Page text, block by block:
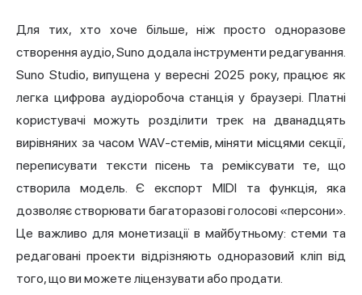
Для тих, хто хоче більше, ніж просто одноразове
створення аудіо, Suno додала інструменти редагування.
Suno Studio, випущена у вересні 2025 року, працює як
легка цифрова аудіоробоча станція у браузері. Платні
користувачі можуть розділити трек на дванадцять
вирівняних за часом WAV-стемів, міняти місцями секції,
переписувати тексти пісень та реміксувати те, що
створила модель. Є експорт MIDI та функція, яка
дозволяє створювати багаторазові голосові «персони».
Це важливо для монетизації в майбутньому: стеми та
редаговані проекти відрізняють одноразовий кліп від
того, що ви можете ліцензувати або продати.